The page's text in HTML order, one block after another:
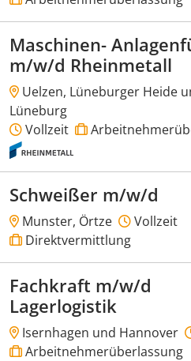
Maschinen-
m/w/d Rheinmetall
Uelzen, Lüneburger Heide
Lüneburg
Vollzeit
Schweißer m/w/d
Munster, Örtze
Vollzeit
Direktvermittlung
Fachkraft m/w/d
Lagerlogistik
Isernhagen und Hannover
Arbeitnehmerüberlassung